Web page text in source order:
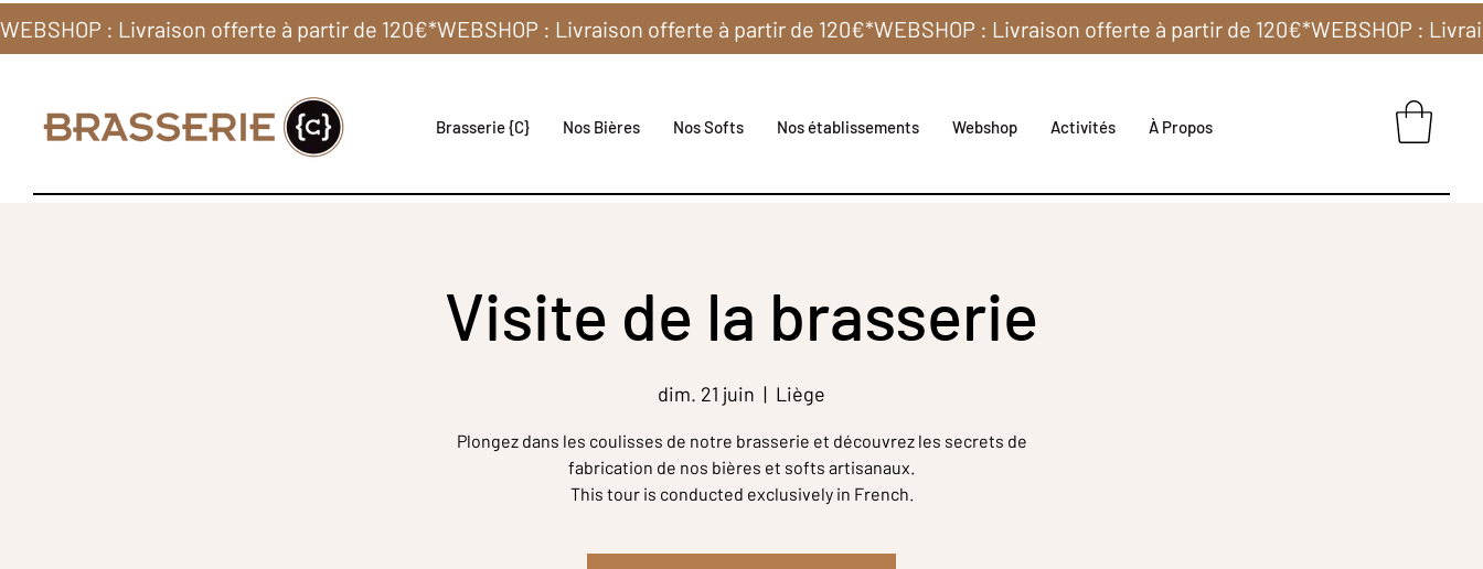
WEBSHOP : Livraison offerte à partir de 120€*
Brasserie {C} Nos Bières Nos Softs Nos établissements Webshop Activités À Propos
Visite de la brasserie
dim. 21 juin
  |
Liège
Plongez dans les coulisses de notre brasserie et découvrez les secrets de
fabrication de nos bières et softs artisanaux.